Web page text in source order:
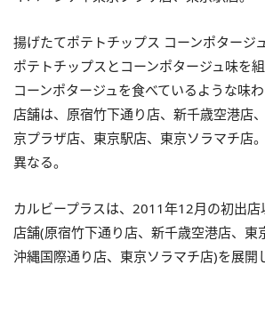
揚げたてポテトチップス コーンポタージ
ポテトチップスとコーンポタージュ味を組
コーンポタージュを食べているような味
店舗は、原宿竹下通り店、新千歳空港店
京プラザ店、東京駅店、東京ソラマチ店
異なる。
カルビープラスは、2011年12月の初出
店舗(原宿竹下通り店、新千歳空港店、東
沖縄国際通り店、東京ソラマチ店)を展開